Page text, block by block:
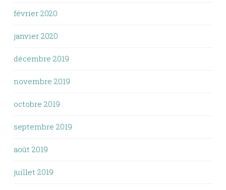
février 2020
janvier 2020
décembre 2019
novembre 2019
octobre 2019
septembre 2019
août 2019
juillet 2019